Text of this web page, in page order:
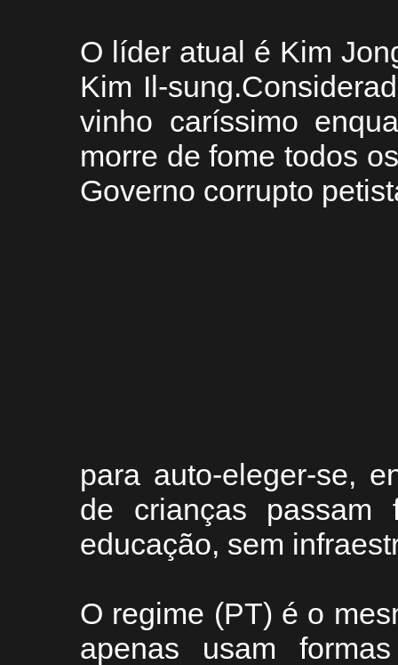
O líder atual é Kim
Kim Il-
vinho caríssimo
morre de fome todos
Governo corrupto
para auto-eleger-se,
de crianças passam
educação, sem
O regime (PT) é o
apenas usam